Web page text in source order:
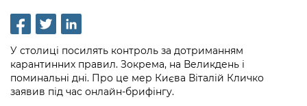
Проєкти розпоряджень, що
перебувають на погодженні КМВА
Рішення Київради
Освіта та навчальні заклади
Навколишнє середовище міста
Містобудування та земельні ділянки
Громадська експертиза
Консультації з громадськістю
Громадська рада
Інформація з обмеженим доступом
Подати запит онлайн
Проекти нормативно-правових та
Медіагалерея
Підписатися на новини та анонси від
КМДА / Subscribe to announcements
from the KCSA
Портал Послуг
У столиці посилять контроль за дотриманням
карантинних правил. Зокрема, на Великдень і
поминальні дні. Про це мер Києва Віталій Кличко
заявив під час онлайн-брифінгу.